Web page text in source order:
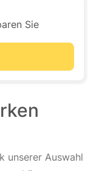
Sie
unserer Auswahl